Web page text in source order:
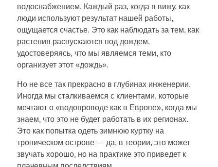
водоснабжением. Каждый раз, когда я вижу, как
люди используют результат нашей работы,
ощущается счастье. Это как наблюдать за тем, как
растения распускаются под дождем,
удостоверяясь, что мы являемся теми, кто
организует этот «дождь».
Но не все так прекрасно в глубинах инженерии.
Иногда мы сталкиваемся с клиентами, которые
мечтают о «водопроводе как в Европе», когда мы
знаем, что это не будет работать в их регионах.
Это как попытка одеть зимнюю куртку на
тропическом острове — да, в теории, это может
звучать хорошо, но на практике это приведет к